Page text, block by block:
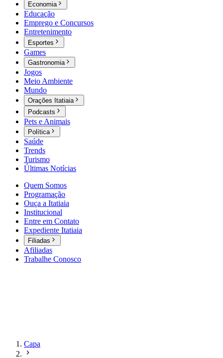
Economia
Educação
Emprego e Concursos
Entretenimento
Esportes
Games
Gastronomia
Jogos
Meio Ambiente
Mundo
Orações Itatiaia
Podcasts
Pets e Animais
Política
Saúde
Trends
Turismo
Últimas Notícias
Quem Somos
Programação
Ouça a Itatiaia
Institucional
Entre em Contato
Expediente Itatiaia
Filiadas
Afiliadas
Trabalhe Conosco
Capa